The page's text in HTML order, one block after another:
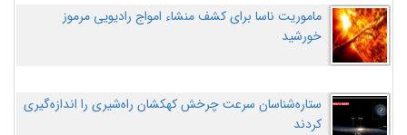
ماموریت ناسا برای کشف منشاء امواج رادیویی مرموز
خورشید
ستاره‌شناسان سرعت چرخش کهکشان راه‌شیری را اندازه‌گیری
کردند